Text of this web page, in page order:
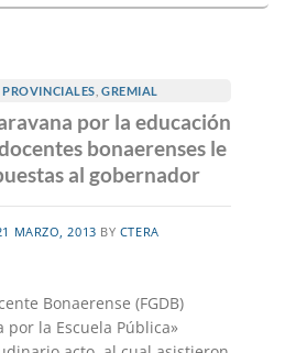
,GREMIAL
por la educación
bonaerenses le
al gobernador
MARZO, 2013 BY CTERA
Bonaerense (FGDB)
por la Escuela Pública»